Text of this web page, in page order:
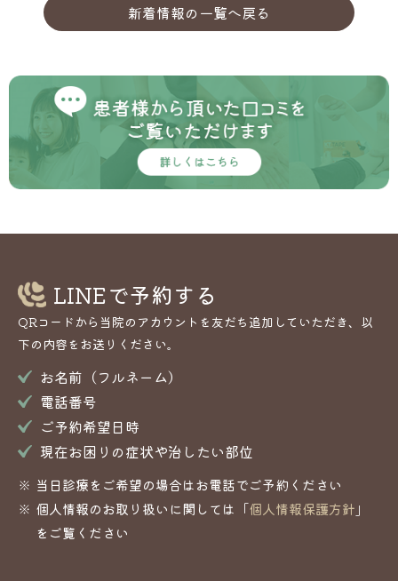
新着情報の一覧へ戻る
LINEで予約する
QRコードから当院のアカウントを友だち追加していただき、以
下の内容をお送りください。
お名前（フルネーム）
電話番号
ご予約希望日時
現在お困りの症状や治したい部位
当日診療をご希望の場合はお電話でご予約ください
個人情報のお取り扱いに関しては「個人情報保護方針 」
をご覧ください